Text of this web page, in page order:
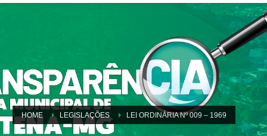
HOME LEGISLAÇÕES LEI ORDINÁRIA Nº 009 – 1969